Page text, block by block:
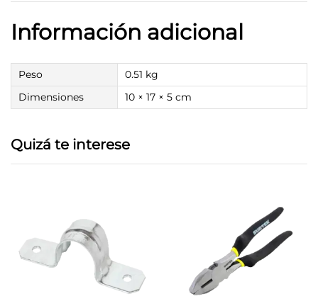
Información adicional
Peso
0.51 kg
Dimensiones
10 × 17 × 5 cm
Quizá te interese